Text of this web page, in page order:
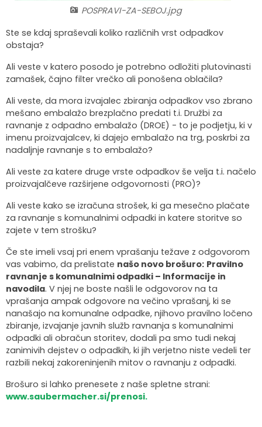
POSPRAVI-ZA-SEBOJ.jpg
Ste se kdaj spraševali koliko različnih vrst odpadkov
obstaja?
Ali veste v katero posodo je potrebno odložiti plutovinasti
zamašek, čajno filter vrečko ali ponošena oblačila?
Ali veste, da mora izvajalec zbiranja odpadkov vso zbrano
mešano embalažo brezplačno predati t.i. Družbi za
ravnanje z odpadno embalažo (DROE) - to je podjetju, ki v
imenu proizvajalcev, ki dajejo embalažo na trg, poskrbi za
nadaljnje ravnanje s to embalažo?
Ali veste za katere druge vrste odpadkov še velja t.i. načelo
proizvajalčeve razširjene odgovornosti (PRO)?
Ali veste kako se izračuna strošek, ki ga mesečno plačate
za ravnanje s komunalnimi odpadki in katere storitve so
zajete v tem strošku?
Če ste imeli vsaj pri enem vprašanju težave z odgovorom
vas vabimo, da prelistate našo novo brošuro: Pravilno
ravnanje s komunalnimi odpadki – Informacije in
navodila. V njej ne boste našli le odgovorov na ta
vprašanja ampak odgovore na večino vprašanj, ki se
nanašajo na komunalne odpadke, njihovo pravilno ločeno
zbiranje, izvajanje javnih služb ravnanja s komunalnimi
odpadki ali obračun storitev, dodali pa smo tudi nekaj
zanimivih dejstev o odpadkih, ki jih verjetno niste vedeli ter
razbili nekaj zakoreninjenih mitov o ravnanju z odpadki.
Brošuro si lahko prenesete z naše spletne strani:
www.saubermacher.si/prenosi.
Skupna občinska uprava Maribor
Pooblaščeni za odločanje
Integriteta in preprečevanje korupcije
Zaščita prijaviteljev
Katalog informacij javnega značaja
Občinski predpisi
Občinski časopis
Publikacije občine
Lokalne volitve
Spremembe in dopolnitve OPN1
Virtualna panorama
Video predstavitev
Kolesarske poti